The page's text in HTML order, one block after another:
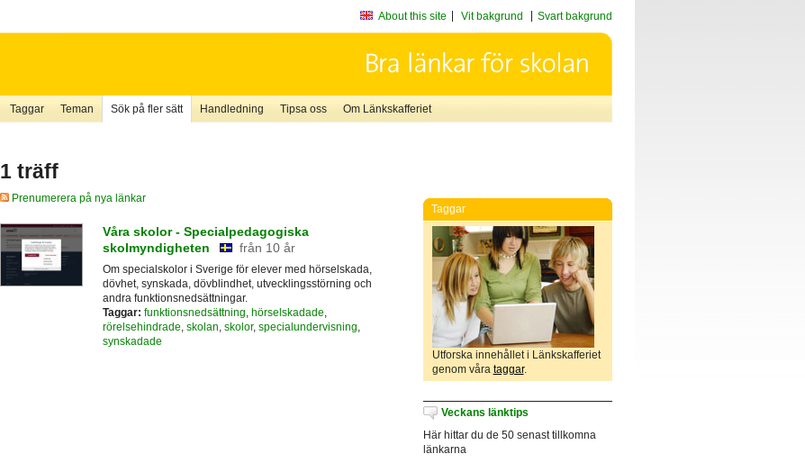
About this site Vit bakgrund Svart bakgrund
Taggar Teman Sök på fler sätt Handledning Tipsa oss Om Länkskafferiet
1 träff
Prenumerera på nya länkar
Våra skolor - Specialpedagogiska
skolmyndigheten
från 10 år
Om specialskolor i Sverige för elever med hörselskada,
dövhet, synskada, dövblindhet, utvecklingsstörning och
andra funktionsnedsättningar.
Taggar: funktionsnedsättning hörselskadade
rörelsehindrade skolan skolor, specialundervisning
synskadade
Taggar
Utforska innehållet i Länkskafferiet
genom våra taggar.
Veckans länktips
Här hittar du de 50 senast tillkomna
länkarna